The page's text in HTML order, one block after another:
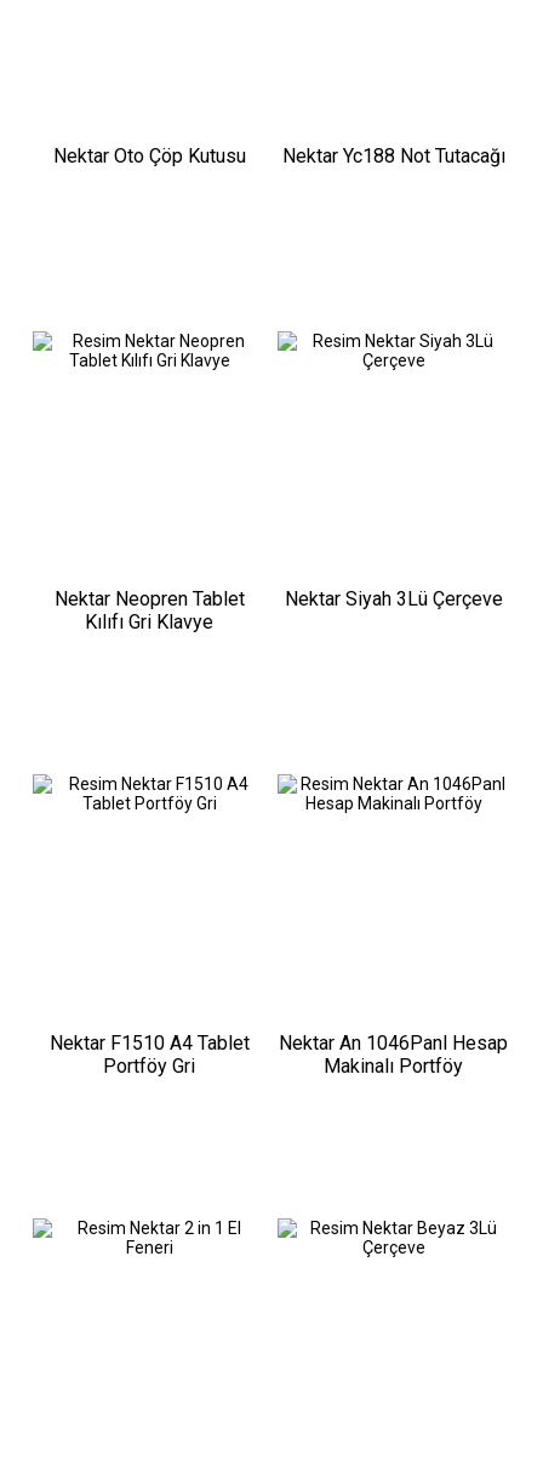
Nektar Oto Çöp Kutusu Nektar Yc188 Not Tutacağı
Nektar Neopren Tablet
Kılıfı Gri Klavye
Nektar Siyah 3Lü Çerçeve
Nektar F1510 A4 Tablet
Portföy Gri
Nektar An 1046Panl Hesap
Makinalı Portföy